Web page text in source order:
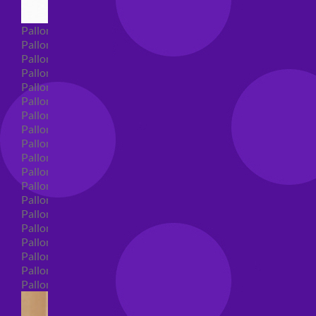
Palloncini Super Shape
Palloncini nascita super shape
Palloncini Battesimo super shape
Palloncini primo compleanno super shape
Palloncini personaggi super shape
Palloncini Comunione super shape
Palloncini cresima super shape
Palloncini laurea super shape
Palloncini compleanno super shape
Palloncini 18 anni super shape
Palloncini 30 anni super shape
Palloncini Altre ricorrenze super shape
Palloncini 40 anni super shape
Palloncini Animali super shape
Palloncini 50 anni super shape
Palloncini 60/70/80/90/100 anni super shape
Palloncini matrimonio super shape
Palloncini anniversario super shape
Palloncini generici super shape